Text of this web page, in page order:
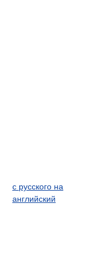
с русского на
английский